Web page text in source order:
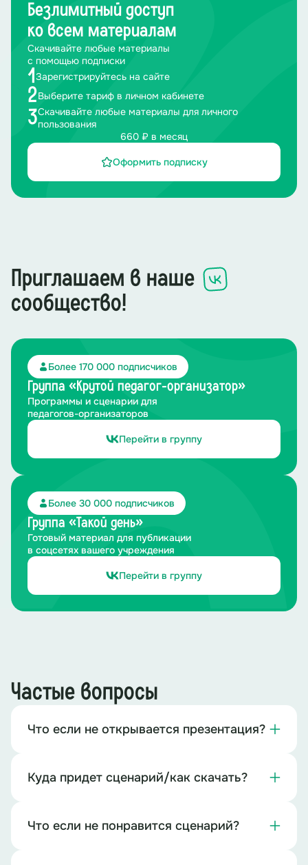
Безлимитный доступ
ко всем материалам
Скачивайте любые материалы
с помощью подписки
1 Зарегистрируйтесь на сайте
2Выберите тариф в личном кабинете
3Скачивайте любые материалы для личного
пользования
660 ₽ в месяц
Оформить подписку
Приглашаем в наше
сообщество!
Более 170 000 подписчиков
Группа «Крутой педагог-организатор»
Программы и сценарии для
педагогов-организаторов
Перейти в группу
Более 30 000 подписчиков
Группа «Такой день»
Готовый материал для публикации
в соцсетях вашего учреждения
Перейти в группу
Частые вопросы
Что если не открывается презентация?
Куда придет сценарий/как скачать?
Что если не понравится сценарий?